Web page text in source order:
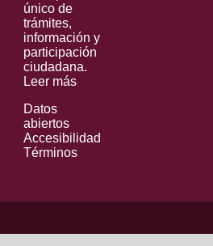
único de
trámites,
información y
participación
ciudadana.
Leer más
Datos
abiertos
Accesibilidad
Términos